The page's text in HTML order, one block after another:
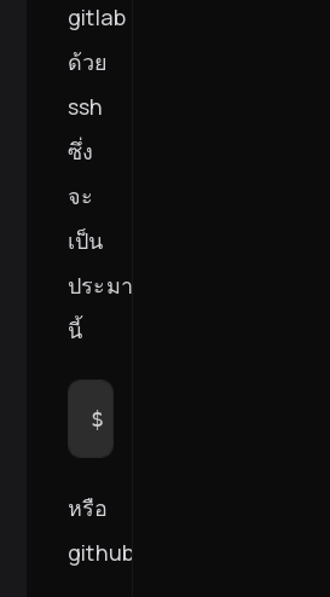
gitlab
ด้วย
ssh
ซึ่ง
จะ
เป็น
ประมาณ
นี้
$
หรือ
github